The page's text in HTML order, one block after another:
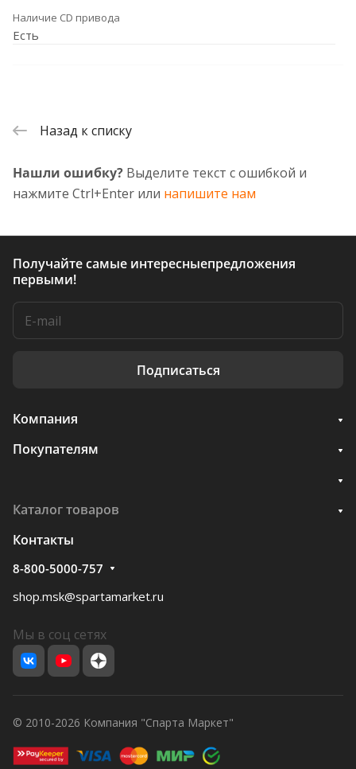
Наличие CD привода
Есть
Назад к списку
Нашли ошибку? Выделите текст с ошибкой и
нажмите Ctrl+Enter или напишите нам
Получайте самые интересныепредложения
первыми!
Подписаться
Компания
Покупателям
Каталог товаров
Контакты
8-800-5000-757
shop.msk@spartamarket.ru
Мы в соц сетях
© 2010-2026 Компания "Спарта Маркет"